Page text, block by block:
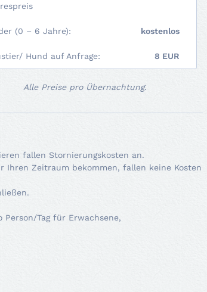
(0 – 6 Jahre): kostenlos
Hund auf Anfrage: 8 EUR
Alle Preise pro Übernachtung.
fallen Stornierungskosten an.
Zeitraum bekommen, fallen keine Kosten
Person/Tag für Erwachsene,